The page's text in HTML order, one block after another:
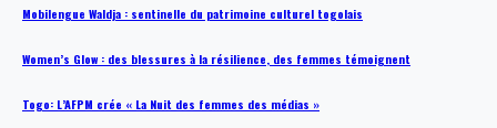
Mobilengue Waldja : sentinelle du patrimoine culturel togolais
Women’s Glow : des blessures à la résilience, des femmes témoignent
Togo: L’AFPM crée « La Nuit des femmes des médias »